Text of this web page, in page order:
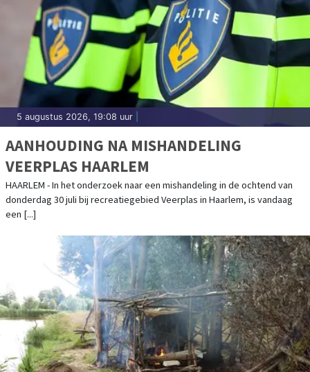
5 augustus 2026, 19:08 uur
AANHOUDING NA MISHANDELING
VEERPLAS HAARLEM
HAARLEM - In het onderzoek naar een mishandeling in de ochtend van
donderdag 30 juli bij recreatiegebied Veerplas in Haarlem, is vandaag
een [...]